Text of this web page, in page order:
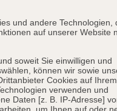
und andere Technologien,
auf unserer Website
soweit Sie einwilligen und
können wir sowie
Cookies auf
verwenden und
Daten [z. B. IP-Adresse]
um Ihnen auf oder